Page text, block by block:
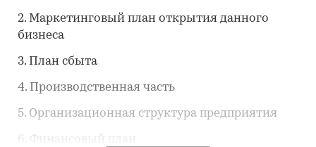
2. Маркетинговый план открытия данного
бизнеса
3. План сбыта
4. Производственная часть
5. Организационная структура предприятия
6. Финансовый план